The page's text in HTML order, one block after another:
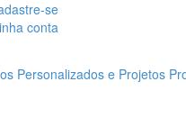
se
conta